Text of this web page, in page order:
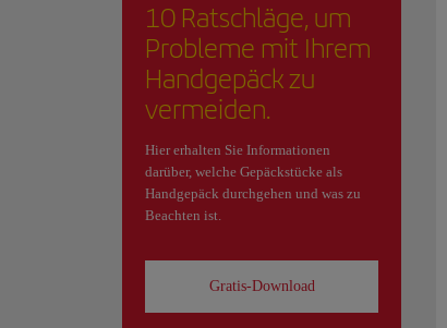
10 Ratschläge, um
Probleme mit Ihrem
Handgepäck zu
vermeiden.
Hier erhalten Sie Informationen
darüber, welche Gepäckstücke als
Handgepäck durchgehen und was zu
Beachten ist.
Gratis-Download